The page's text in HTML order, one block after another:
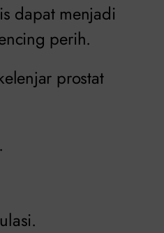
dapat menjadi
perih.
prostat